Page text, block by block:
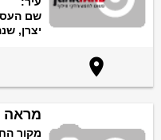
שם
יצרן,

מקור